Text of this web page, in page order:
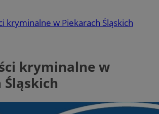
kryminalne w Piekarach Śląskich
kryminalne w